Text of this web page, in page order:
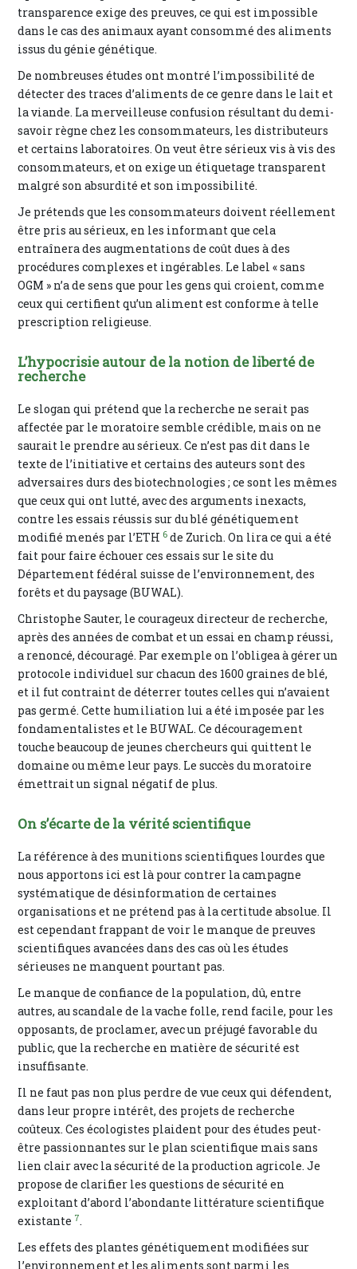
transparence exige des preuves, ce qui est impossible
dans le cas des animaux ayant consommé des aliments
issus du génie génétique.
De nombreuses études ont montré l’impossibilité de
détecter des traces d’aliments de ce genre dans le lait et
la viande. La merveilleuse confusion résultant du demi-
savoir règne chez les consommateurs, les distributeurs
et certains laboratoires. On veut être sérieux vis à vis des
consommateurs, et on exige un étiquetage transparent
malgré son absurdité et son impossibilité.
Je prétends que les consommateurs doivent réellement
être pris au sérieux, en les informant que cela
entraînera des augmentations de coût dues à des
procédures complexes et ingérables. Le label « sans
OGM » n’a de sens que pour les gens qui croient, comme
ceux qui certifient qu’un aliment est conforme à telle
prescription religieuse.
L’hypocrisie autour de la notion de liberté de
recherche
Le slogan qui prétend que la recherche ne serait pas
affectée par le moratoire semble crédible, mais on ne
saurait le prendre au sérieux. Ce n’est pas dit dans le
texte de l’initiative et certains des auteurs sont des
adversaires durs des biotechnologies ; ce sont les mêmes
que ceux qui ont lutté, avec des arguments inexacts,
contre les essais réussis sur du blé génétiquement
modifié menés par l’ETH 6 de Zurich. On lira ce qui a été
fait pour faire échouer ces essais sur le site du
Département fédéral suisse de l’environnement, des
forêts et du paysage (BUWAL).
Christophe Sauter, le courageux directeur de recherche,
après des années de combat et un essai en champ réussi,
a renoncé, découragé. Par exemple on l’obligea à gérer un
protocole individuel sur chacun des 1600 graines de blé,
et il fut contraint de déterrer toutes celles qui n’avaient
pas germé. Cette humiliation lui a été imposée par les
fondamentalistes et le BUWAL. Ce découragement
touche beaucoup de jeunes chercheurs qui quittent le
domaine ou même leur pays. Le succès du moratoire
émettrait un signal négatif de plus.
On s’écarte de la vérité scientifique
La référence à des munitions scientifiques lourdes que
nous apportons ici est là pour contrer la campagne
systématique de désinformation de certaines
organisations et ne prétend pas à la certitude absolue. Il
est cependant frappant de voir le manque de preuves
scientifiques avancées dans des cas où les études
sérieuses ne manquent pourtant pas.
Le manque de confiance de la population, dû, entre
autres, au scandale de la vache folle, rend facile, pour les
opposants, de proclamer, avec un préjugé favorable du
public, que la recherche en matière de sécurité est
insuffisante.
Il ne faut pas non plus perdre de vue ceux qui défendent,
dans leur propre intérêt, des projets de recherche
coûteux. Ces écologistes plaident pour des études peut-
être passionnantes sur le plan scientifique mais sans
lien clair avec la sécurité de la production agricole. Je
propose de clarifier les questions de sécurité en
exploitant d’abord l’abondante littérature scientifique
existante 7.
Les effets des plantes génétiquement modifiées sur
l’environnement et les aliments sont parmi les